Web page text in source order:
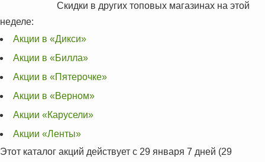
Скидки в других топовых магазинах на этой
неделе:
Акции в «Дикси»
Акции в «Билла»
Акции в «Пятерочке»
Акции в «Верном»
Акции «Карусели»
Акции «Ленты»
Этот каталог акций действует с 29 января 7 дней (29